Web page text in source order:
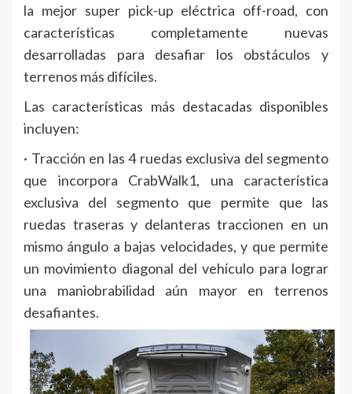
la mejor super pick-up eléctrica off-road, con
características completamente nuevas
desarrolladas para desafiar los obstáculos y
terrenos más difíciles.
Las características más destacadas disponibles
incluyen:
· Tracción en las 4 ruedas exclusiva del segmento
que incorpora CrabWalk1, una característica
exclusiva del segmento que permite que las
ruedas traseras y delanteras traccionen en un
mismo ángulo a bajas velocidades, y que permite
un movimiento diagonal del vehículo para lograr
una maniobrabilidad aún mayor en terrenos
desafiantes.